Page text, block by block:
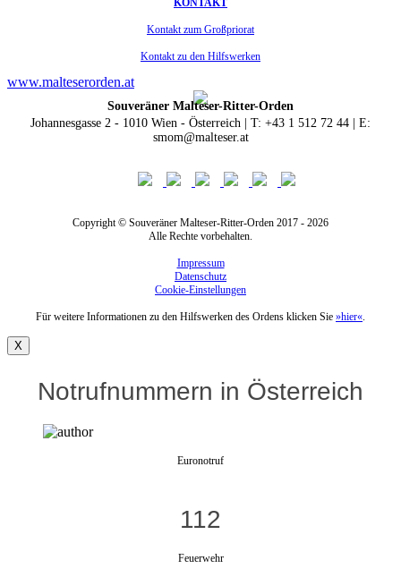
KONTAKT
Kontakt zum Großpriorat
Kontakt zu den Hilfswerken
www.malteserorden.at
Souveräner Malteser-Ritter-Orden
Johannesgasse 2 - 1010 Wien - Österreich | T: +43 1 512 72 44 | E:
smom@malteser.at
Copyright © Souveräner Malteser-Ritter-Orden 2017 - 2026
Alle Rechte vorbehalten.
Impressum
Datenschutz
Cookie-Einstellungen
Für weitere Informationen zu den Hilfswerken des Ordens klicken Sie »hier«.
X
Notrufnummern in Österreich
Euronotruf
112
Feuerwehr